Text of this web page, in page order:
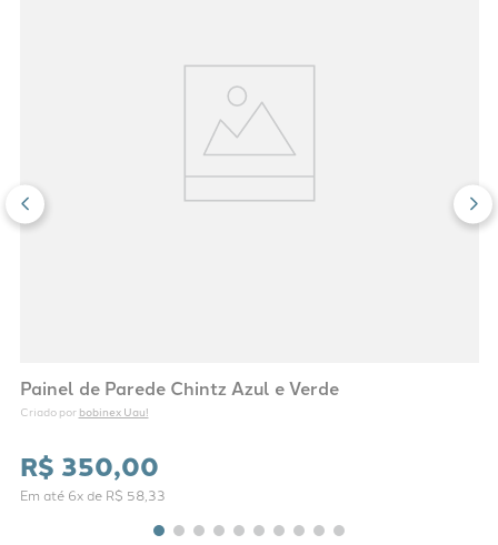
Painel de Parede Chintz Azul e Verde
Criado por bobinex Uau!
R$ 350,00
Em até 6x de R$ 58, 33